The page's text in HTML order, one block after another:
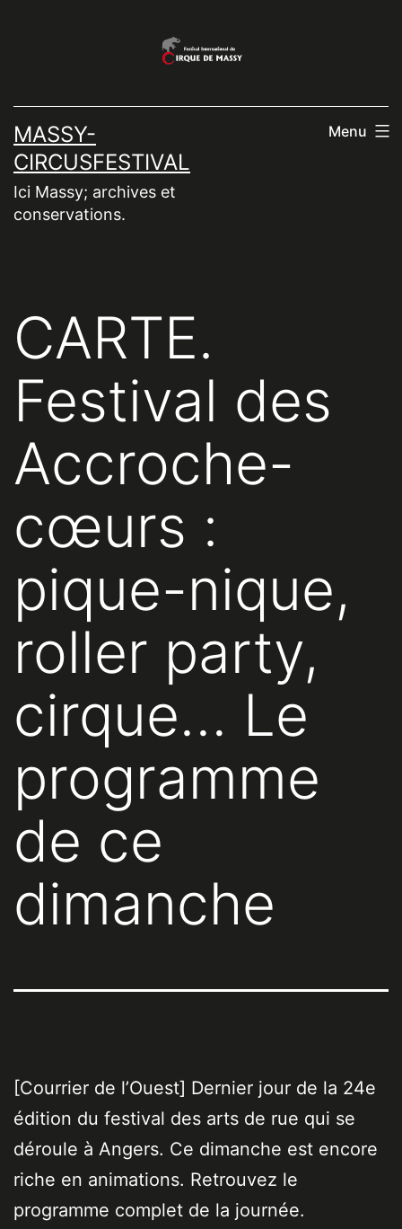
MASSY-
CIRCUSFESTIVAL
Ici Massy; archives et
conservations.
Menu
CARTE.
Festival des
Accroche-
cœurs :
pique-nique,
roller party,
cirque… Le
programme
de ce
dimanche
[Courrier de l’Ouest] Dernier jour de la 24e
édition du festival des arts de rue qui se
déroule à Angers. Ce dimanche est encore
riche en animations. Retrouvez le
programme complet de la journée.